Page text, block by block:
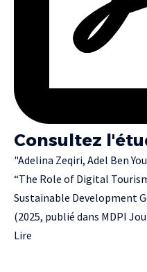
Consultez
"Adelina Zeqiri, Adel Ben
“The Role of Digital
Sustainable Development
(2025, publié dans MDPI
Lire